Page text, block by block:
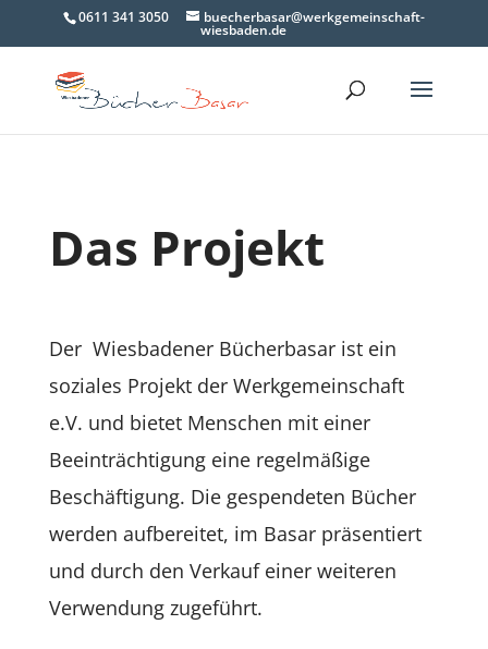
0611 341 3050 buecherbasar@werkgemeinschaft-
wiesbaden.de
Das Projekt
Der Wiesbadener Bücherbasar ist ein
soziales Projekt der Werkgemeinschaft
e.V. und bietet Menschen mit einer
Beeinträchtigung eine regelmäßige
Beschäftigung. Die gespendeten Bücher
werden aufbereitet, im Basar präsentiert
und durch den Verkauf einer weiteren
Verwendung zugeführt.